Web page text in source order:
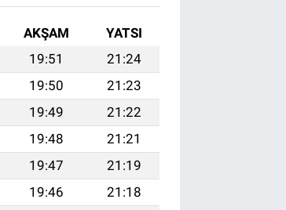
AKŞAM
YATSI
19:51
21:24
19:50
21:23
19:49
21:22
19:48
21:21
19:47
21:19
19:46
21:18